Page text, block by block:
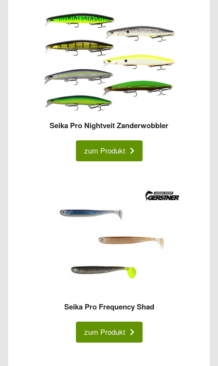
Seika Pro Nightveit Zanderwobbler
zum Produkt
Seika Pro Frequency Shad
zum Produkt